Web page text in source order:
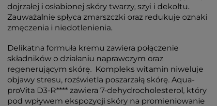
dojrzałej i osłabionej skóry twarzy, szyi i dekoltu.
Zauważalnie spłyca zmarszczki oraz redukuje oznaki
zmęczenia i niedotlenienia.
Delikatna formuła kremu zawiera połączenie
składników o działaniu naprawczym oraz
regenerującym skórę. Kompleks witamin niweluje
objawy stresu, rozświetla poszarzałą skórę. Aqua-
proVita D3-R**** zawiera 7-dehydrocholesterol, który
pod wpływem ekspozycji skóry na promieniowanie